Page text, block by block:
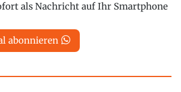
als Nachricht auf Ihr Smartphone
abonnieren